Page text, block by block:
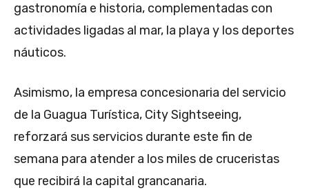
gastronomía e historia, complementadas con
actividades ligadas al mar, la playa y los deportes
náuticos.
Asimismo, la empresa concesionaria del servicio
de la Guagua Turística, City Sightseeing,
reforzará sus servicios durante este fin de
semana para atender a los miles de cruceristas
que recibirá la capital grancanaria.